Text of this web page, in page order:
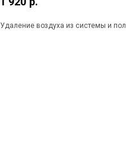
Удаление воздуха из системы и